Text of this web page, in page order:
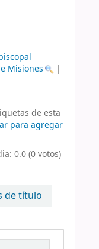
Misiones
|
de esta
para agregar
0.0 (0 votos)
de título